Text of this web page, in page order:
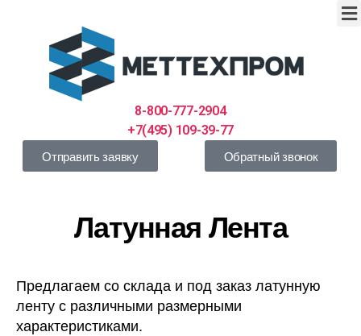
8-800-777-2904
+7(495) 109-39-77
Отправить заявку Обратный звонок
Латунная Лента
Предлагаем со склада и под заказ латунную
ленту с различными размерными
характеристиками.